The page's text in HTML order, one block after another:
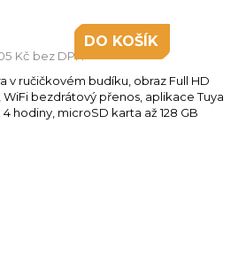
Kč bez DPH
DO KOŠÍKU
v ručičkovém budíku, obraz Full HD
WiFi bezdrátový přenos, aplikace Tuya
hodiny, microSD karta až 128 GB